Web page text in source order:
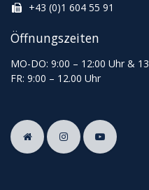
+43 (0)1 604 55 91
Öffnungszeiten
MO-DO: 9:00 – 12:00 Uhr & 13
FR: 9:00 – 12.00 Uhr